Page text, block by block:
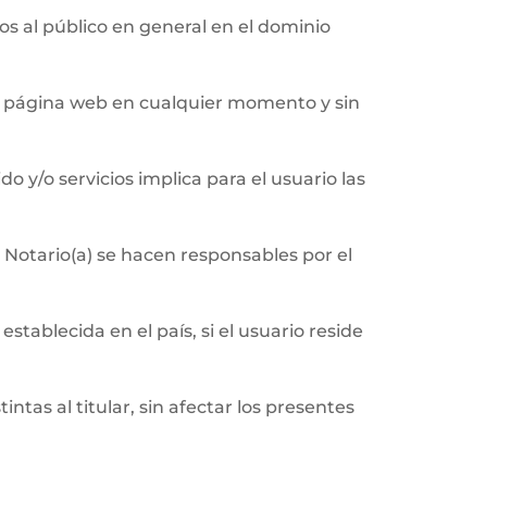
al público en general en el dominio
web en cualquier momento y sin
y/o servicios implica para el usuario las
se hacen responsables por el
en el país, si el usuario reside
al titular, sin afectar los presentes